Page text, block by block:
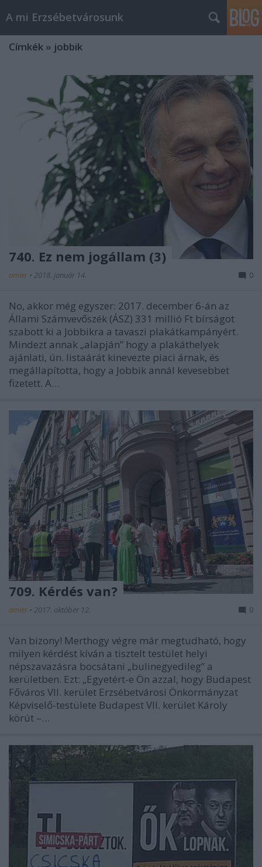
A mi Erzsébetvárosunk
Címkék » jobbik
740. Ez nem jogállam (3)
amier • 2018. január 14. 0
No, akkor még egyszer: 2017. december 6-án az
Állami Számvevőszék (ÁSZ) 331 millió Ft bírságot
szabott ki a Jobbikra a tavaszi plakátkampányért.
Mindezt annak „alapján” hogy a plakáthelyek
ajánlati, ún. listaárát kinevezte piaci árnak, és
megállapította, hogy a Jobbik annál kevesebbet
fizetett. A…
709. Kérdés van?
amier • 2017. október 12. 0
Van bizony! Merthogy végre már megtudható, hogy
milyen kérdést kíván a tisztelt testület helyi
népszavazásra bocsátani „bulinegyedileg” a
kerületben. Ezt: „Egyetért-e Ön azzal, hogy Budapest
Főváros VII. kerület Erzsébetvárosi Önkormányzat
Képviselő-testülete Budapest VII. kerület Károly
körút –…